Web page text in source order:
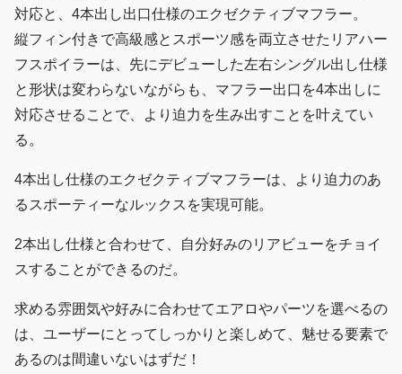
対応と、4本出し出口仕様のエクゼクティブマフラー。
縦フィン付きで高級感とスポーツ感を両立させたリアハー
フスポイラーは、先にデビューした左右シングル出し仕様
と形状は変わらないながらも、マフラー出口を4本出しに
対応させることで、より迫力を生み出すことを叶えてい
る。
4本出し仕様のエクゼクティブマフラーは、より迫力のあ
るスポーティーなルックスを実現可能。
2本出し仕様と合わせて、自分好みのリアビューをチョイ
スすることができるのだ。
求める雰囲気や好みに合わせてエアロやパーツを選べるの
は、ユーザーにとってしっかりと楽しめて、魅せる要素で
あるのは間違いないはずだ！